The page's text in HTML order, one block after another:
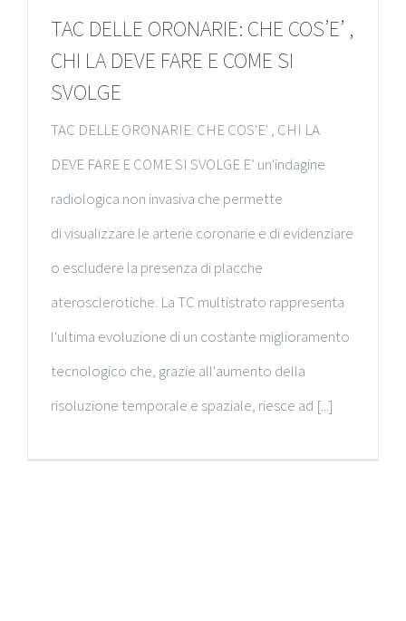
TAC DELLE ORONARIE: CHE COS’E’ ,
CHI LA DEVE FARE E COME SI
SVOLGE
TAC DELLE ORONARIE: CHE COS'E' , CHI LA
DEVE FARE E COME SI SVOLGE E’ un'indagine
radiologica non invasiva che permette
di visualizzare le arterie coronarie e di evidenziare
o escludere la presenza di placche
aterosclerotiche. La TC multistrato rappresenta
l'ultima evoluzione di un costante miglioramento
tecnologico che, grazie all'aumento della
risoluzione temporale e spaziale, riesce ad [...]